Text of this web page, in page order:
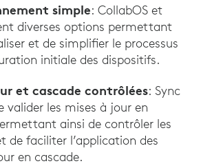
simple: CollabOS et
diverses options permettant
et de simplifier le processus
initiale des dispositifs.
et cascade contrôlées: Sync
valider les mises à jour en
ainsi de contrôler les
de faciliter l’application des
en cascade.